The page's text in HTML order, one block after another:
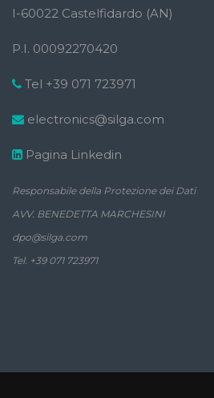
I-60022 Castelfidardo (AN)
P.I. 00092270420
Tel +39 071 723971
electronics@silga.com
Pagina Linkedin
Responsabile della Protezione dei Dati
AVV. BENEDETTA MARCHESINI
dpo@silga.com
Tel. +39 071 723971